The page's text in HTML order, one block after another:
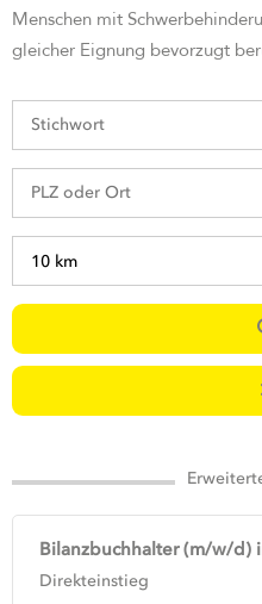
Menschen mit
gleicher Eignung bevorzugt
10 km
Bilanzbuchhalter (m/w/d)
Direkteinstieg